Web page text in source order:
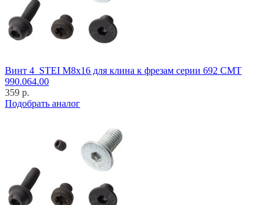
Винт 4_STEI M8x16 для клина к фрезам серии 692 CMT
990.064.00
359 р.
Подобрать аналог